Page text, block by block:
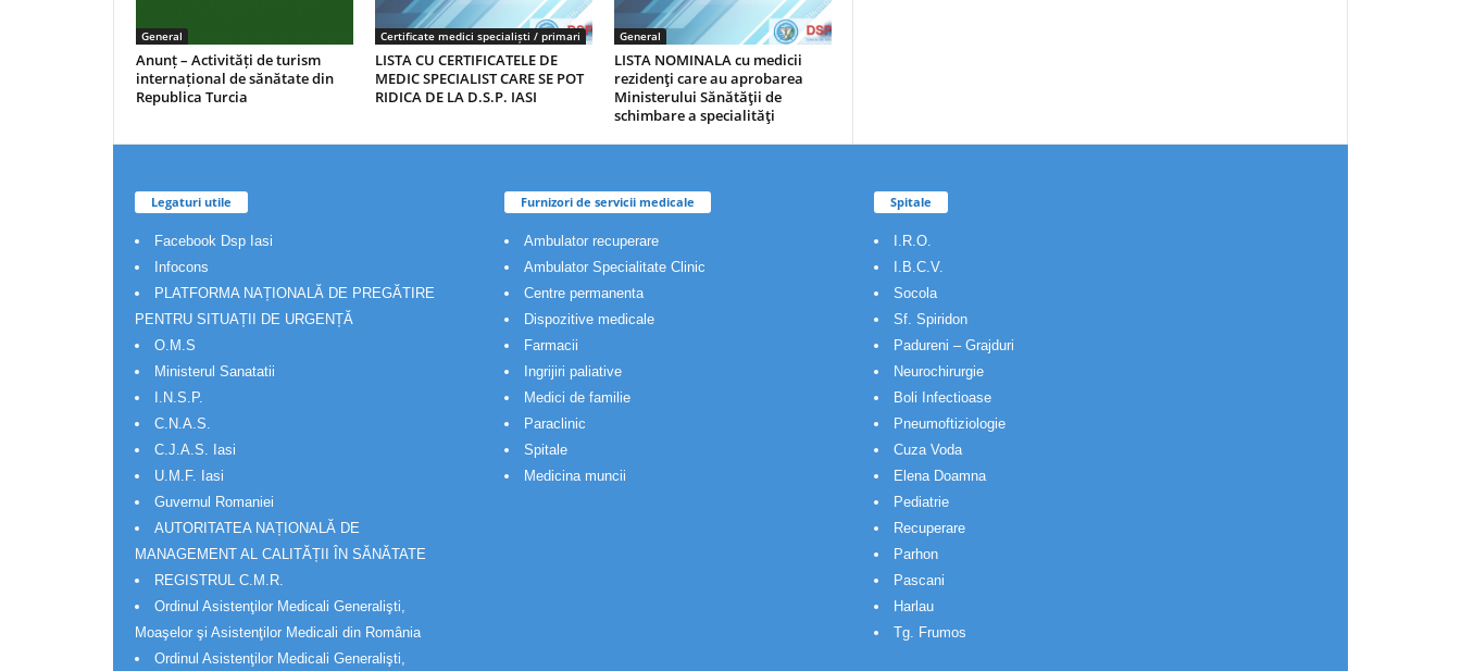
General
Anunț – Activități de turism
internațional de sănătate din
Republica Turcia
Certificate medici specialiști / primari
LISTA CU CERTIFICATELE DE
MEDIC SPECIALIST CARE SE POT
RIDICA DE LA D.S.P. IASI
General
LISTA NOMINALA cu medicii
rezidenţi care au aprobarea
Ministerului Sănătăţii de
schimbare a specialităţi
Legaturi utile
Facebook Dsp Iasi
Infocons
PLATFORMA NAȚIONALĂ DE PREGĂTIRE
PENTRU SITUAȚII DE URGENȚĂ
O.M.S
Ministerul Sanatatii
I.N.S.P.
C.N.A.S.
C.J.A.S. Iasi
U.M.F. Iasi
Guvernul Romaniei
AUTORITATEA NAȚIONALĂ DE
MANAGEMENT AL CALITĂȚII ÎN SĂNĂTATE
REGISTRUL C.M.R.
Ordinul Asistenţilor Medicali Generalişti,
Moaşelor şi Asistenţilor Medicali din România
Ordinul Asistenţilor Medicali Generalişti,
Furnizori de servicii medicale
Ambulator recuperare
Ambulator Specialitate Clinic
Centre permanenta
Dispozitive medicale
Farmacii
Ingrijiri paliative
Medici de familie
Paraclinic
Spitale
Medicina muncii
Spitale
I.R.O.
I.B.C.V.
Socola
Sf. Spiridon
Padureni – Grajduri
Neurochirurgie
Boli Infectioase
Pneumoftiziologie
Cuza Voda
Elena Doamna
Pediatrie
Recuperare
Parhon
Pascani
Harlau
Tg. Frumos